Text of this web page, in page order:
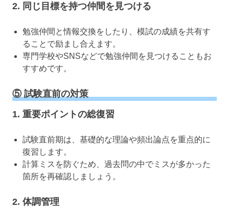
2. 同じ目標を持つ仲間を見つける
勉強仲間と情報交換をしたり、模試の成績を共有す
ることで励まし合えます。
専門学校やSNSなどで勉強仲間を見つけることもお
すすめです。
⑤ 試験直前の対策
1. 重要ポイントの総復習
試験直前期は、基礎的な理論や頻出論点を重点的に
復習します。
計算ミスを防ぐため、過去問の中でミスが多かった
箇所を再確認しましょう。
2. 体調管理